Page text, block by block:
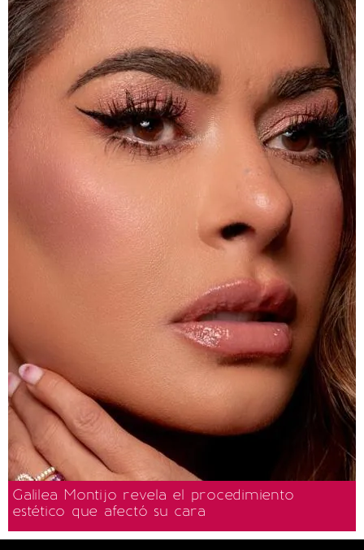
Galilea Montijo revela el procedimiento
estético que afectó su cara